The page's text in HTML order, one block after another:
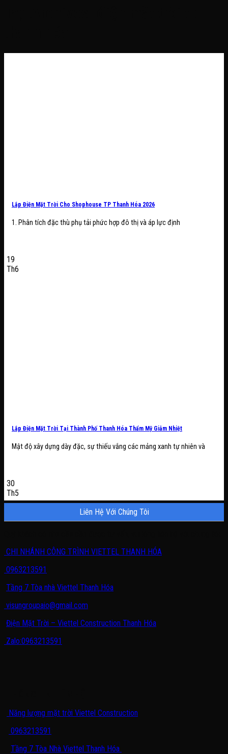
Lắp Điện Mặt Trời Cho Shophouse TP Thanh Hóa 2026
1. Phân tích đặc thù phụ tải phức hợp đô thị và áp lực định
19
Th6
Lắp Điện Mặt Trời Tại Thành Phố Thanh Hóa Thẩm Mỹ Giảm Nhiệt
Mật độ xây dựng dày đặc, sự thiếu vắng các mảng xanh tự nhiên và
30
Th5
Liên Hệ Với Chúng Tôi
CHI NHÁNH CÔNG TRÌNH VIETTEL THANH HÓA
0963213591
Tầng 7 Tòa nhà Viettel Thanh Hóa
visungroupaio@gmail.com
Điện Mặt Trời – Viettel Construction Thanh Hóa
Zalo:0963213591
Năng lượng mặt trời Viettel Construction
0963213591
Tầng 7 Tòa Nhà Viettel Thanh Hóa